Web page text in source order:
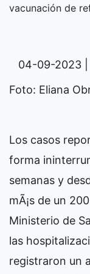
vacunación de
04-09-2023 |
Foto: Eliana
Los casos
forma
semanas y
mÃ¡s de un
Ministerio de
las
registraron un